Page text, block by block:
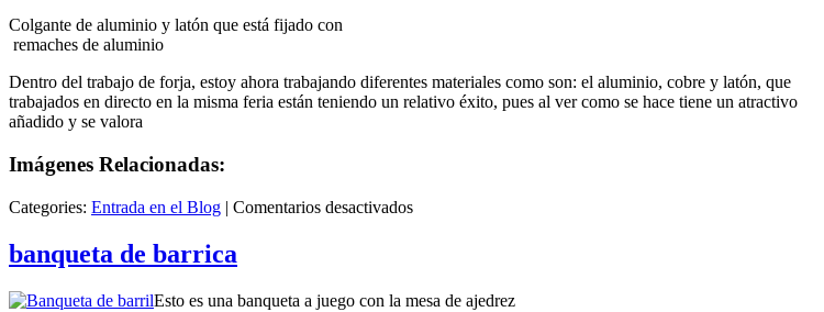
Colgante de aluminio y latón que está fijado con
remaches de aluminio
Dentro del trabajo de forja, estoy ahora trabajando diferentes materiales como son: el aluminio, cobre y latón, que
trabajados en directo en la misma feria están teniendo un relativo éxito, pues al ver como se hace tiene un atractivo
añadido y se valora
Imágenes Relacionadas:
Categories: Entrada en el Blog | Comentarios desactivadosen
banqueta de barrica
Esto es una banqueta a juego con la mesa de ajedrez